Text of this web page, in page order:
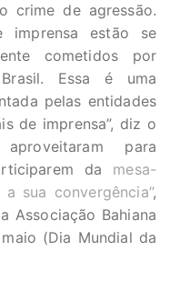
crime de agressão.
imprensa estão se
cometidos por
Essa é uma
pelas entidades
de imprensa”, diz o
para
da mesa-
sua convergência”,
Associação Bahiana
(Dia Mundial da